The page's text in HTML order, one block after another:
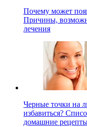
Почему может
Причины,
лечения
Черные точки на
избавиться?
домашние